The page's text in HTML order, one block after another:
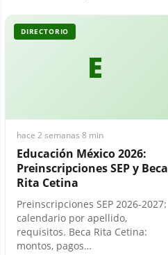
E
DIRECTORIO
hace 2 semanas·8 min
Educación México 2026:
Preinscripciones SEP y Beca
Rita Cetina
Preinscripciones SEP 2026-2027:
calendario por apellido,
requisitos. Beca Rita Cetina:
montos, pagos…